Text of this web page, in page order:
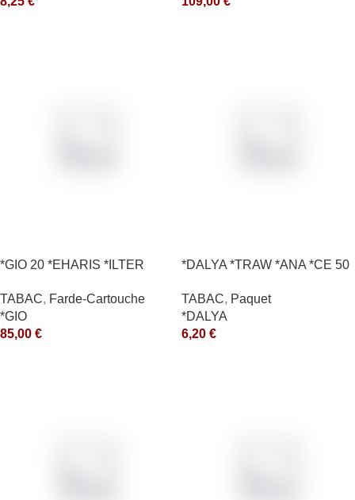
*GIO 20 *EHARIS *ILTER
TABAC, Farde-Cartouche
*GIO
85,00 €
*DALYA *TRAW *ANA *CE 50
TABAC, Paquet
*DALYA
6,20 €